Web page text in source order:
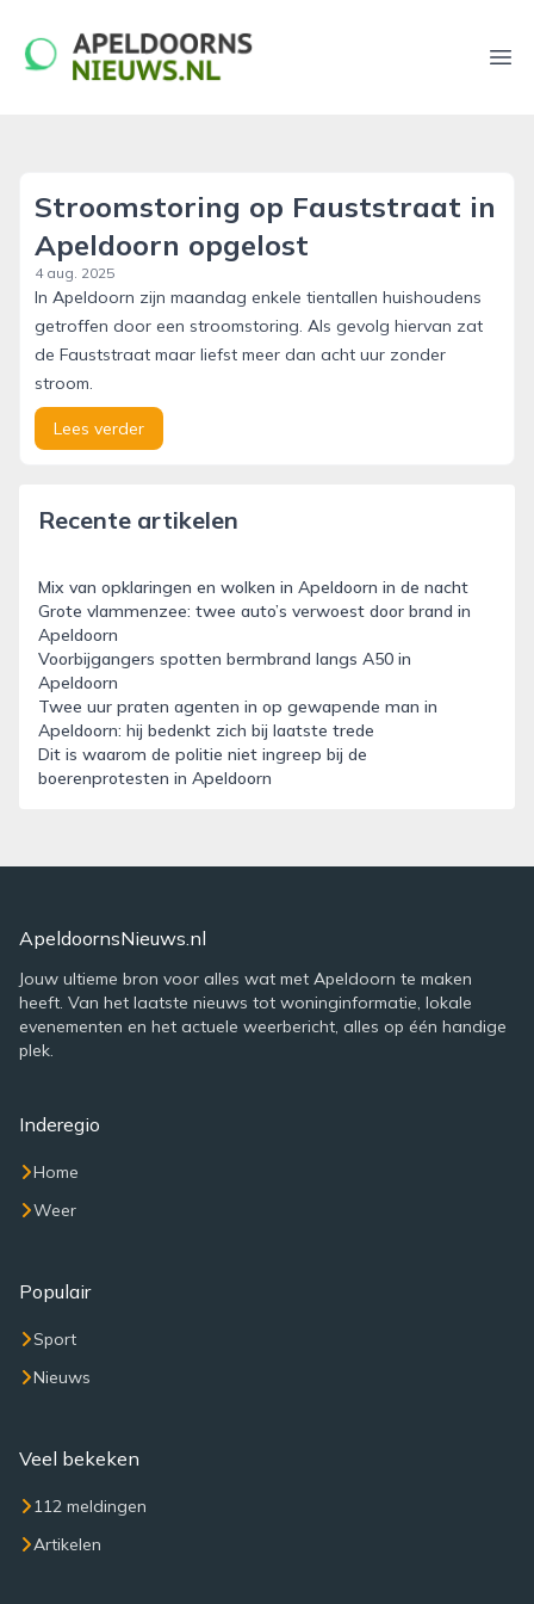
apeldoornsnieuws.nl
Stroomstoring op Fauststraat in
Apeldoorn opgelost
4 aug. 2025
In Apeldoorn zijn maandag enkele tientallen huishoudens
getroffen door een stroomstoring. Als gevolg hiervan zat
de Fauststraat maar liefst meer dan acht uur zonder
stroom.
Lees verder
Recente artikelen
Mix van opklaringen en wolken in Apeldoorn in de nacht
Grote vlammenzee: twee auto’s verwoest door brand in
Apeldoorn
Voorbijgangers spotten bermbrand langs A50 in
Apeldoorn
Twee uur praten agenten in op gewapende man in
Apeldoorn: hij bedenkt zich bij laatste trede
Dit is waarom de politie niet ingreep bij de
boerenprotesten in Apeldoorn
ApeldoornsNieuws.nl
Jouw ultieme bron voor alles wat met Apeldoorn te maken
heeft. Van het laatste nieuws tot woninginformatie, lokale
evenementen en het actuele weerbericht, alles op één handige
plek.
Inderegio
Home
Weer
Populair
Sport
Nieuws
Veel bekeken
112 meldingen
Artikelen